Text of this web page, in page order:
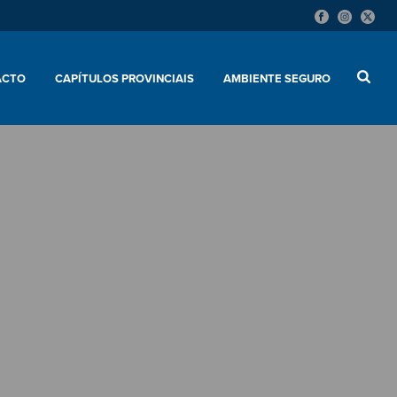
CAPÍTULOS PROVINCIAIS AMBIENTE SEGURO